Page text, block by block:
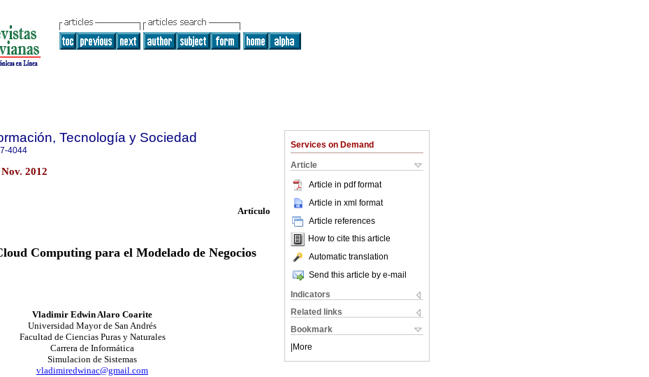
Services on Demand
Article
Article in pdf format
Article in xml format
Article references
How to cite this article
Automatic translation
Send this article by e-mail
Indicators
Related links
Bookmark
More
Tecnología y Sociedad
4044
2012
Artículo
Computing para el Modelado de Negocios
Vladimir Edwin Alaro Coarite
Universidad Mayor de San Andrés
Facultad de Ciencias Puras y Naturales
Carrera de Informática
Simulacion de Sistemas
vladimiredwinac@gmail.com